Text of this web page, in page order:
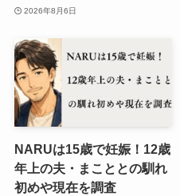
2026年8月6日
NARUは15歳で妊娠！12歳
年上の夫・まこととの馴れ
初めや現在を調査